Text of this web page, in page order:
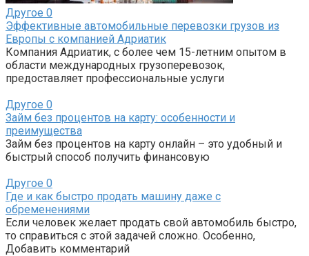
Другое 0
Эффективные автомобильные перевозки грузов из
Европы с компанией Адриатик
Компания Адриатик, с более чем 15-летним опытом в
области международных грузоперевозок,
предоставляет профессиональные услуги
Другое 0
Займ без процентов на карту: особенности и
преимущества
Займ без процентов на карту онлайн – это удобный и
быстрый способ получить финансовую
Другое 0
Где и как быстро продать машину даже с
обременениями
Если человек желает продать свой автомобиль быстро,
то справиться с этой задачей сложно. Особенно,
Добавить комментарий